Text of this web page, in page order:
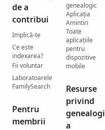
de a
contribui
Implică-te
Ce este
indexarea?
Fii voluntar
Laboratoarele
FamilySearch
Pentru
membrii
genealogic
Aplicația
Amintiri
Toate
aplicațiile
pentru
dispozitive
mobile
Resurse
privind
genealogi
a